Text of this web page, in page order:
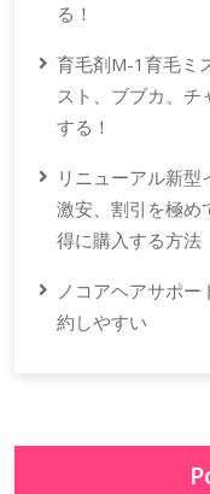
る！
育毛剤M-1育毛ミ
スト、ブブカ、チ
する！
リニューアル新型
激安、割引を極め
得に購入する方法
ノコアヘアサポ
約しやすい